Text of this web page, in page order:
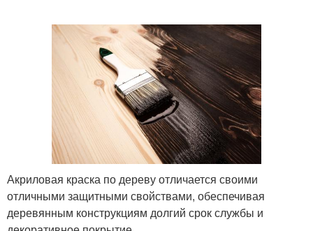
Акриловая краска по дереву отличается своими
отличными защитными свойствами, обеспечивая
деревянным конструкциям долгий срок службы и